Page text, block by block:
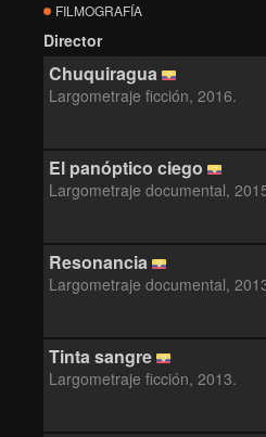
FILMOGRAFÍA
Director
Chuquiragua
Largometraje ficción, 2016.
El panóptico ciego
Largometraje documental,
Resonancia
Largometraje documental,
Tinta sangre
Largometraje ficción, 2013.